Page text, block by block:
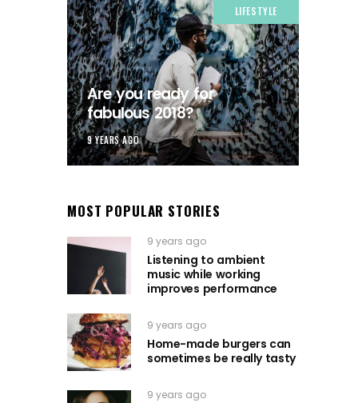
LIFESTYLE
Are you ready for
fabulous 2018?
9 YEARS AGO
MOST POPULAR STORIES
9 years ago
Listening to ambient
music while working
improves performance
9 years ago
Home-made burgers can
sometimes be really tasty
9 years ago